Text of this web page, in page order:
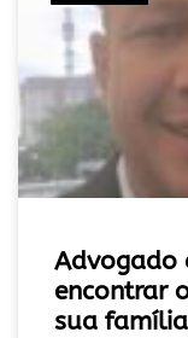
Advogado
encontrar
sua